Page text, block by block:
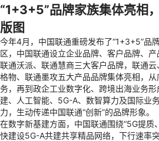
“1+3+5”品牌家族集体亮相
版图
今年4月，中国联通重磅发布了“1+3+5”品
区，中国联通设立企业品牌、客户品牌、产
联通沃派、联通慧商三大客户品牌，联通
格物、联通墨攻五大产品品牌集体亮相，
务，再到政企工业数字化、跨境出海业务
建、人工智能、5G-A、数智算力及国际业
力，生动传递中国联通“创新”的品牌形象。
在数字新基建方面，中国联通围绕“5G提质
快建设5G-A共建共享精品网络，下行速率